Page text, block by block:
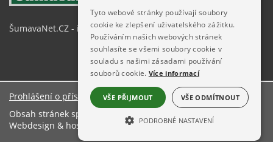
ŠumavaNet.CZ - informace o regionu
Prohlášení o přístupnosti
Obsah stránek spravuje: Městský úřad Železná Ruda
Webdesign & hosting:
ŠumavaNet.CZ
Tyto webové stránky používají soubory
cookie ke zlepšení uživatelského zážitku.
Používáním našich webových stránek
souhlasíte se všemi soubory cookie v
souladu s našimi zásadami používání
souborů cookie. Více informací
VŠE PŘIJMOUT VŠE ODMÍTNOUT
PODROBNÉ NASTAVENÍ
NEZBYTNĚ NUTNÉ SOUBORY